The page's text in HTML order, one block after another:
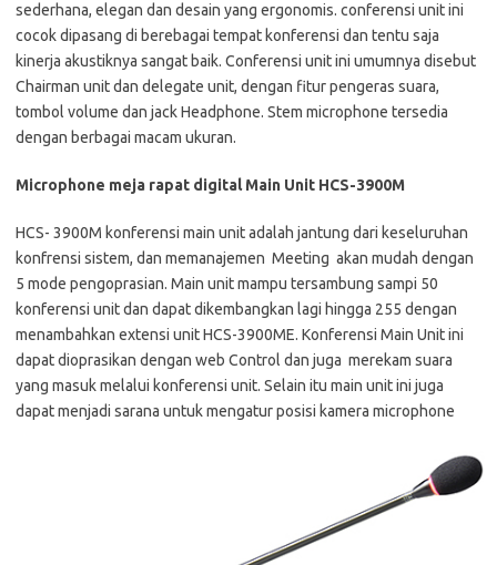
sederhana, elegan dan desain yang ergonomis. conferensi unit ini
cocok dipasang di berebagai tempat konferensi dan tentu saja
kinerja akustiknya sangat baik. Conferensi unit ini umumnya disebut
Chairman unit dan delegate unit, dengan fitur pengeras suara,
tombol volume dan jack Headphone. Stem microphone tersedia
dengan berbagai macam ukuran.
Microphone meja rapat digitalMain Unit HCS-3900M
HCS- 3900M konferensi main unit adalah jantung dari keseluruhan
konfrensi sistem, dan memanajemen Meeting akan mudah dengan
5 mode pengoprasian. Main unit mampu tersambung sampi 50
konferensi unit dan dapat dikembangkan lagi hingga 255 dengan
menambahkan extensi unit HCS-3900ME. Konferensi Main Unit ini
dapat dioprasikan dengan web Control dan juga merekam suara
yang masuk melalui konferensi unit. Selain itu main unit ini juga
dapat menjadi sarana untuk mengatur posisi kamera microphone